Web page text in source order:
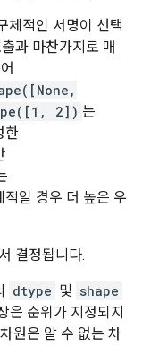
체적인 서명이 선택
과 마찬가지로 매
2]) 는
한
일 경우 더 높은 우
결정됩니다.
dtype 및 shape
은 순위가 지정되지
원은 알 수 없는 차